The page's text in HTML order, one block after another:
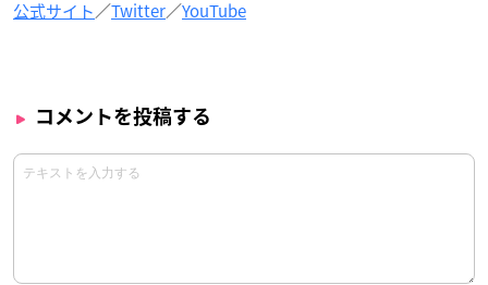
公式サイト／Twitter／YouTube
コメントを投稿する